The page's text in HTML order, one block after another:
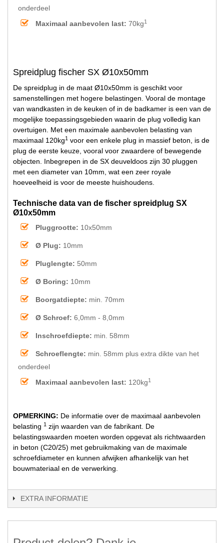
onderdeel
Maximaal aanbevolen last: 70kg1
Spreidplug fischer SX Ø10x50mm
De spreidplug in de maat Ø10x50mm is geschikt voor
samenstellingen met hogere belastingen. Vooral de montage
van wandkasten in de keuken of in de badkamer is een van de
mogelijke toepassingsgebieden waarin de plug volledig kan
overtuigen. Met een maximale aanbevolen belasting van
maximaal 120kg1 voor een enkele plug in massief beton, is de
plug de eerste keuze, vooral voor zwaardere of bewegende
objecten. Inbegrepen in de SX deuveldoos zijn 30 pluggen
met een diameter van 10mm, wat een zeer royale
hoeveelheid is voor de meeste huishoudens.
Technische data van de fischer spreidplug SX
Ø10x50mm
Pluggrootte: 10x50mm
Ø Plug: 10mm
Pluglengte: 50mm
Ø Boring: 10mm
Boorgatdiepte: min. 70mm
Ø Schroef: 6,0mm - 8,0mm
Inschroefdiepte: min. 58mm
Schroeflengte: min. 58mm plus extra dikte van het
onderdeel
Maximaal aanbevolen last: 120kg1
OPMERKING: De informatie over de maximaal aanbevolen
belasting 1 zijn waarden van de fabrikant. De
belastingswaarden moeten worden opgevat als richtwaarden
in beton (C20/25) met gebruikmaking van de maximale
schroefdiameter en kunnen afwijken afhankelijk van het
bouwmateriaal en de verwerking.
EXTRA INFORMATIE